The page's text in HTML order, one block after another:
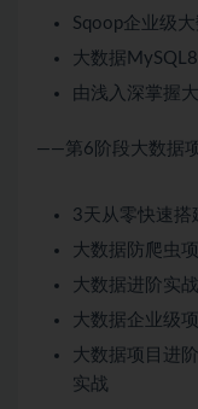
Sqoop企业级
大数据
由浅入深掌握
——第6阶段大数据
3天从零快速搭
大数据防爬虫项
大数据进阶实
大数据企业级
大数据项目进
实战